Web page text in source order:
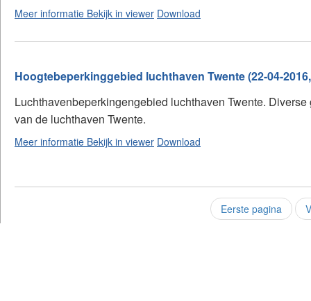
Meer informatie Bekijk in viewer Download
Hoogtebeperkinggebied luchthaven Twente (22-04-
Luchthavenbeperkingengebied luchthaven Twente.
van de luchthaven Twente.
Meer informatie Bekijk in viewer Download
Eerste pagina